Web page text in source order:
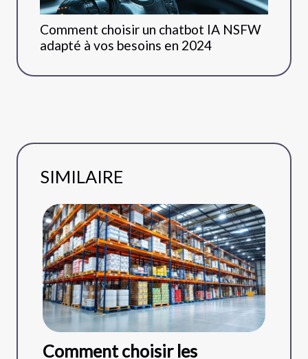
Comment choisir un chatbot IA NSFW
adapté à vos besoins en 2024
SIMILAIRE
Comment choisir les